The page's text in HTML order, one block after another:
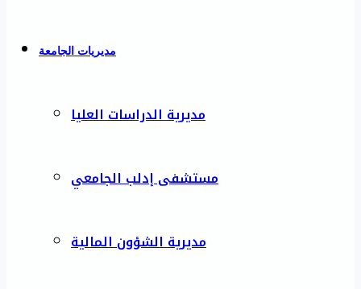
مديريات الجامعة
مديرية الدراسات العليا
مستشفى إدلب الجامعي
مديرية الشؤون المالية